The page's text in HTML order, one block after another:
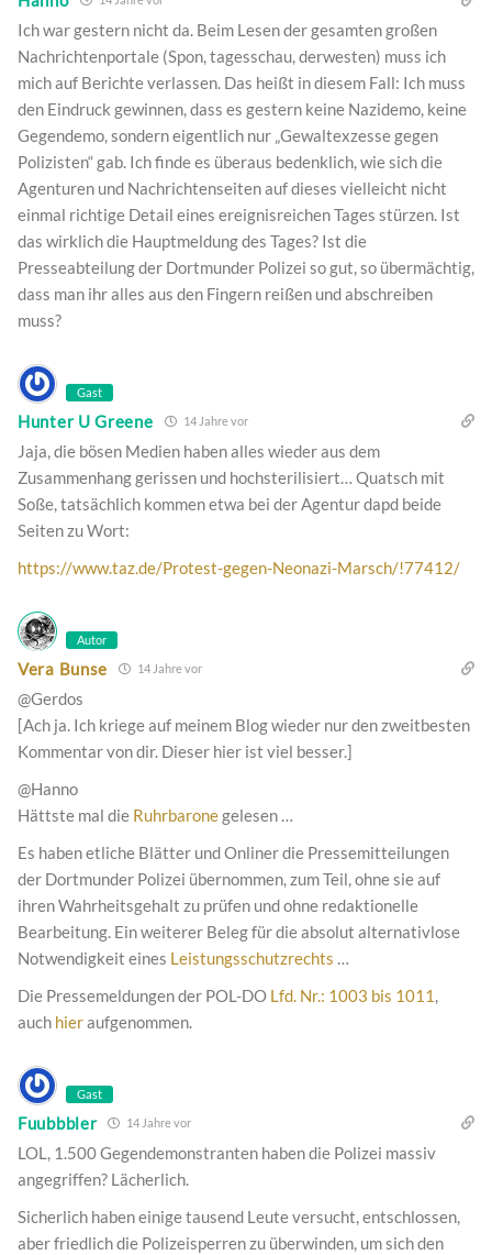
Ich war gestern nicht da. Beim Lesen der gesamten großen
Nachrichtenportale (Spon, tagesschau, derwesten) muss ich
mich auf Berichte verlassen. Das heißt in diesem Fall: Ich muss
den Eindruck gewinnen, dass es gestern keine Nazidemo, keine
Gegendemo, sondern eigentlich nur „Gewaltexzesse gegen
Polizisten“ gab. Ich finde es überaus bedenklich, wie sich die
Agenturen und Nachrichtenseiten auf dieses vielleicht nicht
einmal richtige Detail eines ereignisreichen Tages stürzen. Ist
das wirklich die Hauptmeldung des Tages? Ist die
Presseabteilung der Dortmunder Polizei so gut, so übermächtig,
dass man ihr alles aus den Fingern reißen und abschreiben
muss?
Gast
Hunter U Greene 14 Jahre vor
Jaja, die bösen Medien haben alles wieder aus dem
Zusammenhang gerissen und hochsterilisiert… Quatsch mit
Soße, tatsächlich kommen etwa bei der Agentur dapd beide
Seiten zu Wort:
https://www.taz.de/Protest-gegen-Neonazi-Marsch/!77412/
Autor
Vera Bunse 14 Jahre vor
@Gerdos
[Ach ja. Ich kriege auf meinem Blog wieder nur den zweitbesten
Kommentar von dir. Dieser hier ist viel besser.]
@Hanno
Hättste mal die Ruhrbaronegelesen …
Es haben etliche Blätter und Onliner die Pressemitteilungen
der Dortmunder Polizei übernommen, zum Teil, ohne sie auf
ihren Wahrheitsgehalt zu prüfen und ohne redaktionelle
Bearbeitung. Ein weiterer Beleg für die absolut alternativlose
Notwendigkeit eines Leistungsschutzrechts …
Die Pressemeldungen der POL-DO Lfd. Nr.: 1003 bis 1011 ,
auch hieraufgenommen.
Gast
Fuubbbler 14 Jahre vor
LOL, 1.500 Gegendemonstranten haben die Polizei massiv
angegriffen? Lächerlich.
Sicherlich haben einige tausend Leute versucht, entschlossen,
aber friedlich die Polizeisperren zu überwinden, um sich den